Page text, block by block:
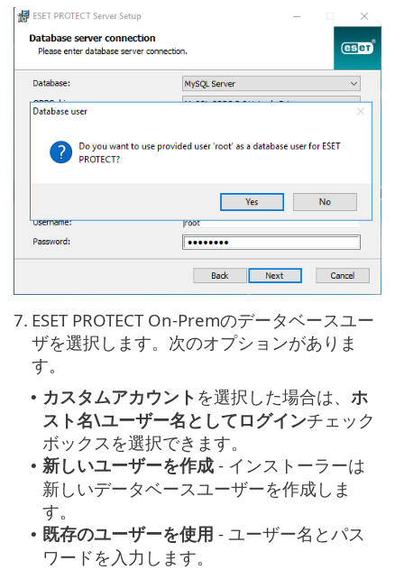
7. ESET PROTECT On-Premのデータベースユー
ザを選択します。次のオプションがありま
す。
• カスタムアカウント を選択した場合は、 ホ
スト名\ユーザー名としてログインチェック
ボックスを選択できます。
• 新しいユーザーを作成 - インストーラーは
新しいデータベースユーザーを作成しま
す。
• 既存のユーザーを使用 - ユーザー名とパス
ワードを入力します。